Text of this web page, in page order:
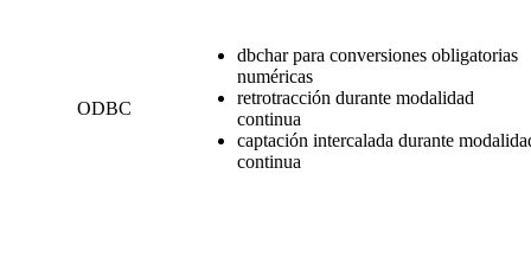
ODBC
dbchar para conversiones obligatorias
numéricas
retrotracción durante modalidad
continua
captación intercalada durante
continua